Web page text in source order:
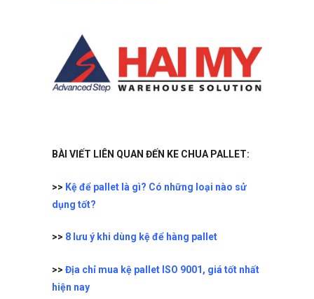
BÀI VIẾT LIÊN QUAN ĐẾN KE CHUA PALLET:
>> Kệ để pallet là gì? Có những loại nào sử
dụng tốt?
>> 8 lưu ý khi dùng kệ để hàng pallet
>> Địa chỉ mua kệ pallet ISO 9001, giá tốt nhất
hiện nay